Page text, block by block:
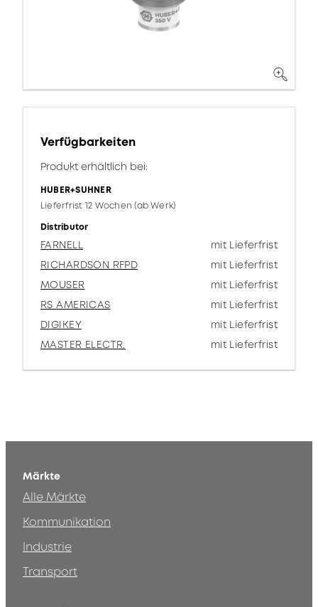
Verfügbarkeiten
Produkt erhältlich bei:
HUBER+SUHNER
Lieferfrist 12 Wochen (ab Werk)
Distributor
FARNELL
mit Lieferfrist
RICHARDSON RFPD
mit Lieferfrist
MOUSER
mit Lieferfrist
RS AMERICAS
mit Lieferfrist
DIGIKEY
mit Lieferfrist
MASTER ELECTR.
mit Lieferfrist
Märkte
Alle Märkte
Kommunikation
Industrie
Transport